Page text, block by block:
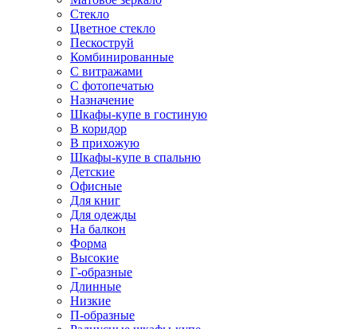
Стекло
Цветное стекло
Пескоструй
Комбинированные
С витражами
С фотопечатью
Назначение
Шкафы-купе в гостиную
В коридор
В прихожую
Шкафы-купе в спальню
Детские
Офисные
Для книг
Для одежды
На балкон
Форма
Высокие
Г-образные
Длинные
Низкие
П-образные